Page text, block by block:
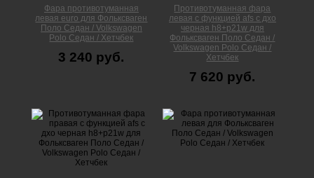
Фара противотуманная
левая euro для Фольксваген
Поло Cедан / Volkswagen
Polo Седан / Хетчбек
3 240 руб.
Противотуманная фара
левая с функцией afs с дхо
черная h8+p21w для
Фольксваген Поло Cедан /
Volkswagen Polo Седан /
Хетчбек
7 620 руб.